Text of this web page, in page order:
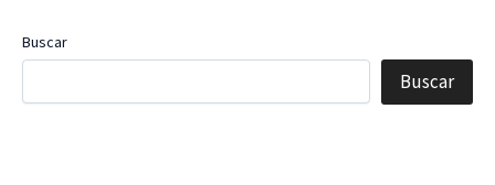
Buscar
Buscar